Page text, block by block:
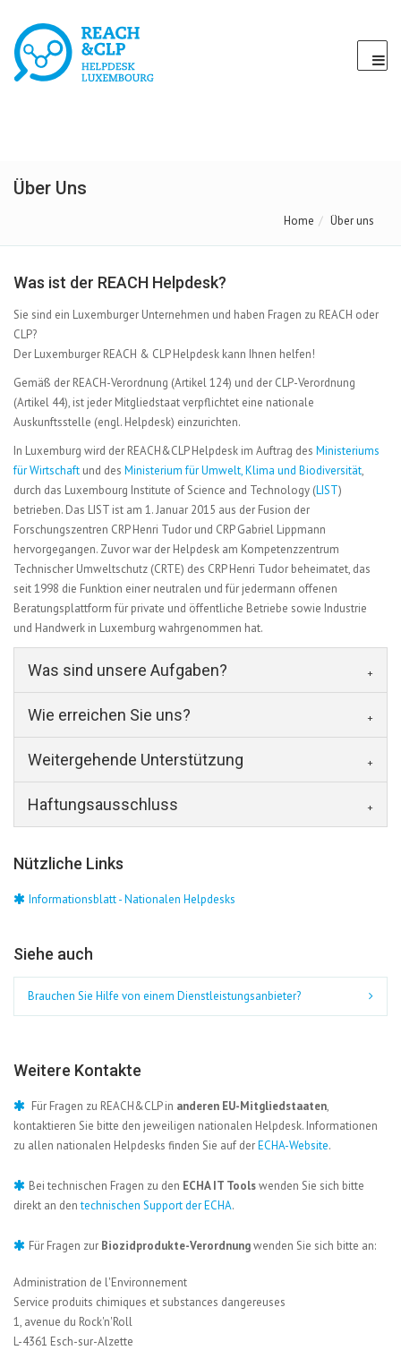
Über Uns
Home Über uns
Was ist der REACH Helpdesk?
Sie sind ein Luxemburger Unternehmen und haben Fragen zu REACH oder
CLP?
Der Luxemburger REACH & CLP Helpdesk kann Ihnen helfen!
Gemäß der REACH-Verordnung (Artikel 124) und der CLP-Verordnung
(Artikel 44), ist jeder Mitgliedstaat verpflichtet eine nationale
Auskunftsstelle (engl. Helpdesk) einzurichten.
In Luxemburg wird der REACH&CLP Helpdesk im Auftrag des Ministeriums
für Wirtschaft und des Ministerium für Umwelt, Klima und Biodiversität,
durch das Luxembourg Institute of Science and Technology (LIST)
betrieben. Das LIST ist am 1. Januar 2015 aus der Fusion der
Forschungszentren CRP Henri Tudor und CRP Gabriel Lippmann
hervorgegangen. Zuvor war der Helpdesk am Kompetenzzentrum
Technischer Umweltschutz (CRTE) des CRP Henri Tudor beheimatet, das
seit 1998 die Funktion einer neutralen und für jedermann offenen
Beratungsplattform für private und öffentliche Betriebe sowie Industrie
und Handwerk in Luxemburg wahrgenommen hat.
Was sind unsere Aufgaben?
Wie erreichen Sie uns?
Weitergehende Unterstützung
Haftungsausschluss
Nützliche Links
Informationsblatt - Nationalen Helpdesks
Siehe auch
Brauchen Sie Hilfe von einem Dienstleistungsanbieter?
Weitere Kontakte
Für Fragen zu REACH&CLP in anderen EU-Mitgliedstaaten,
kontaktieren Sie bitte den jeweiligen nationalen Helpdesk. Informationen
zu allen nationalen Helpdesks finden Sie auf derECHA-Website.
Bei technischen Fragen zu den ECHA IT Toolswenden Sie sich bitte
direkt an dentechnischen Support der ECHA.
Für Fragen zur Biozidprodukte-Verordnungwenden Sie sich bitte an:
Administration de l'Environnement
Service produits chimiques et substances dangereuses
1, avenue du Rock'n'Roll
L-4361 Esch-sur-Alzette